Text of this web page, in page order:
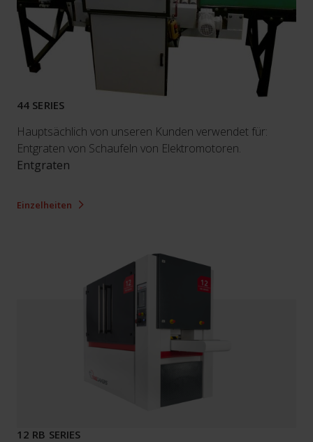
44 SERIES
Hauptsächlich von unseren Kunden verwendet für:
Entgraten von Schaufeln von Elektromotoren.
Entgraten
Einzelheiten
12 RB SERIES